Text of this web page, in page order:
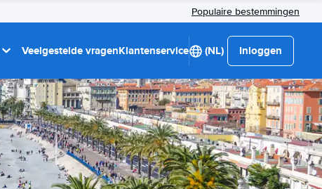
Populaire bestemmingen
Veelgestelde vragenKlantenservice (NL) Inloggen